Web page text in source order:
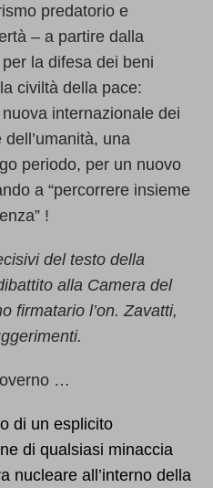
predatorio e
– a partire dalla
la difesa dei beni
civiltà della pace:
internazionale dei
una
periodo, per un nuovo
a “percorrere insieme
!
del testo della
alla Camera del
firmatario l’on. Zavatti,
…
di un esplicito
di qualsiasi minaccia
nucleare all’interno della